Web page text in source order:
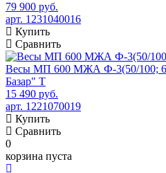
79 900 руб.
арт. 1231040016
Купить
Сравнить
Весы МП 600 МЖА Ф-3(50/100;
Базар" Т
15 490 руб.
арт. 1221070019
Купить
Сравнить
0
корзина пуста